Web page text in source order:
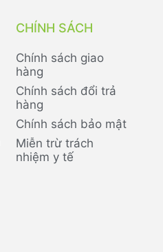
CHÍNH SÁCH
Chính sách giao
hàng
Chính sách đổi trả
hàng
Chính sách bảo mật
Miễn trừ trách
nhiệm y tế